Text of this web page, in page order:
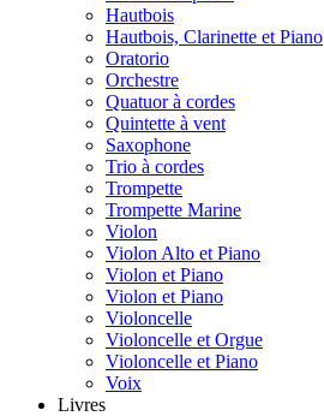
Hautbois
Hautbois, Clarinette et Piano
Oratorio
Orchestre
Quatuor à cordes
Quintette à vent
Saxophone
Trio à cordes
Trompette
Trompette Marine
Violon
Violon Alto et Piano
Violon et Piano
Violon et Piano
Violoncelle
Violoncelle et Orgue
Violoncelle et Piano
Voix
Livres